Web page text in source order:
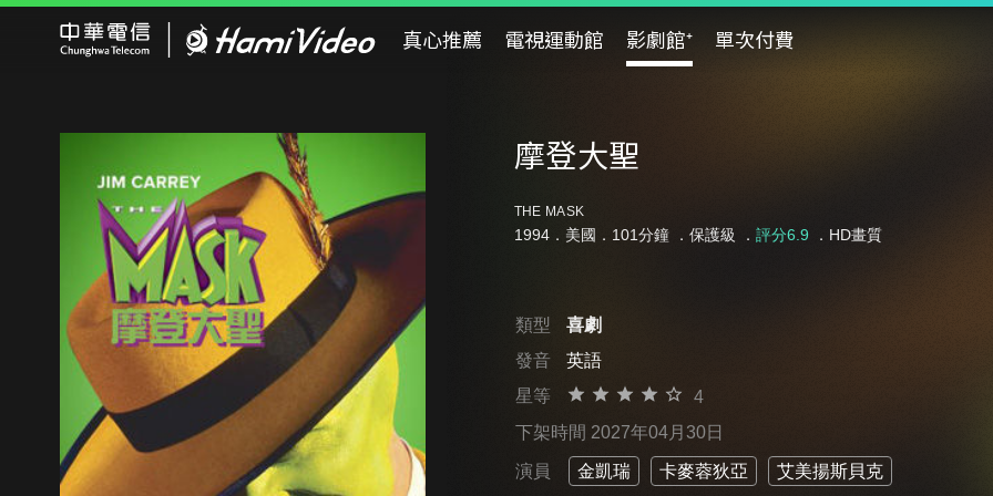
真心推薦 電視運動館 影劇館⁺ 單次付費
摩登大聖
THE MASK
1994．美國．101分鐘 ． 保護級 ． 評分6.9．HD畫質
類型
喜劇
發音
英語
星等
4
下架時間 2027年04月30日
演員 金凱瑞 卡麥蓉狄亞 艾美揚斯貝克